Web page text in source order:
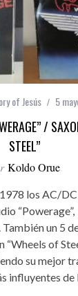
of Jesús 5
/
STEEL”
Koldo Orue
los AC/
un 5
of
su mejor
influyentes